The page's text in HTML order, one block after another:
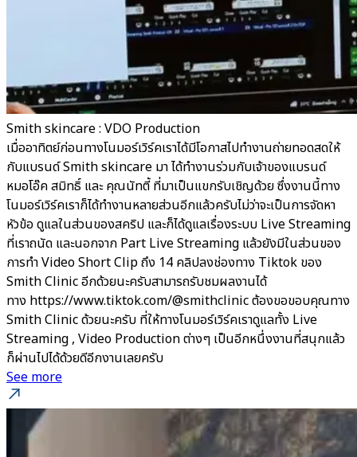
Smith skincare : VDO Production
เมื่ออาทิตย์ก่อนทางโนมอร์เวิร์คเราได้มีโอกาสไปทำงานถ่ายทอดสดให้
กับแบรนด์ Smith skincare มา ได้ทำงานร่วมกับเจ้าของแบรนด์
หมอโอ๊ค สมิทธิ์ และ คุณนัทตี้ ที่มาเป็นแขกรับเชิญด้วย ซึ่งงานนี้ทาง
โนมอร์เวิร์คเราก็ได้ทำงานหลายส่วนอีกแล้วครับไม่ว่าจะเป็นการจัดหา
หัวข้อ ดูแลในส่วนของสคริป และก็ได้ดูแลเรื่องระบบ Live Streaming
ที่เราถนัด และนอกจาก Part Live Streaming แล้วยังมีในส่วนของ
การทำ Video Short Clip ถึง 14 คลิปลงช่องทาง Tiktok ของ
Smith Clinic อีกด้วยนะครับสามารถรับชมผลงานได้
ทาง https://www.tiktok.com/@smithclinic ต้องขอขอบคุณทาง
Smith Clinic ด้วยนะครับ ที่ให้ทางโนมอร์เวิร์คเราดูแลทั้ง Live
Streaming , Video Production ต่างๆ เป็นอีกหนึ่งงานที่สนุกแล้ว
ก็ผ่านไปได้ด้วยดีอีกงานเลยครับ
See more